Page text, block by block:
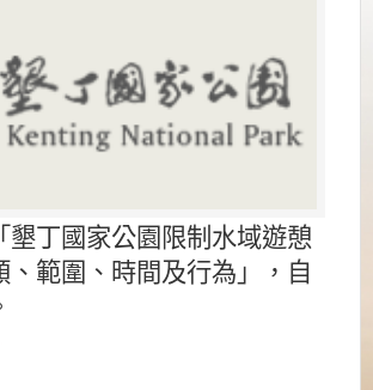
墾丁國家公園限制水域遊憩
、範圍、時間及行為」，自